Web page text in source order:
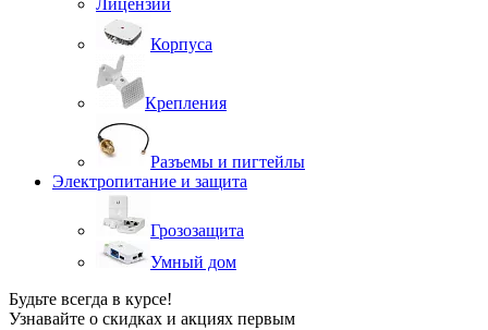
Лицензии
Корпуса
Крепления
Разъемы и пигтейлы
Электропитание и защита
Грозозащита
Умный дом
Будьте всегда в курсе!
Узнавайте о скидках и акциях первым